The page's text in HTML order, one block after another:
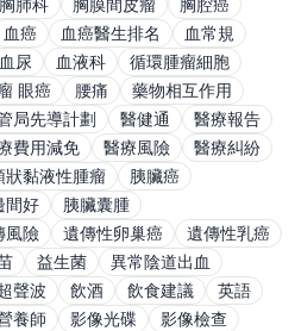
血癌 血癌醫生排名
血常規
血尿 血液科
循環腫瘤細胞
眼癌 腰痛
藥物相互作用
局先導計劃 醫健通
醫療報告
費用減免 醫療風險
醫療糾紛
狀黏液性腫瘤
胰臟癌
間好
胰臟囊腫
風險 遺傳性卵巢癌
遺傳性乳癌
益生菌
異常陰道出血
聲波 飲酒 飲食建議
英語
養師 影像光碟
影像檢查